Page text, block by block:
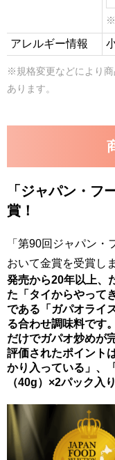
※
アレルギー情報
※規格変更などにより
あります。
「ジャパン・フ
賞！
「第90回ジャパン
おいて金賞を受賞し
発売から20年以上、
た「タイからやって
である「ガパオライ
る合わせ調味料です
だけでガパオ炒めが
評価されたポイント
かり入っている」、
（40g）×2パック入